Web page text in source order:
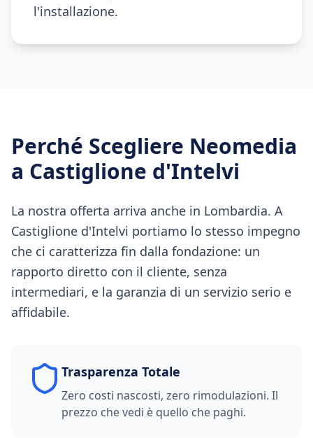
l'installazione.
Perché Scegliere Neomedia
a Castiglione d'Intelvi
La nostra offerta arriva anche in Lombardia. A
Castiglione d'Intelvi portiamo lo stesso impegno
che ci caratterizza fin dalla fondazione: un
rapporto diretto con il cliente, senza
intermediari, e la garanzia di un servizio serio e
affidabile.
Trasparenza Totale
Zero costi nascosti, zero rimodulazioni. Il
prezzo che vedi è quello che paghi.